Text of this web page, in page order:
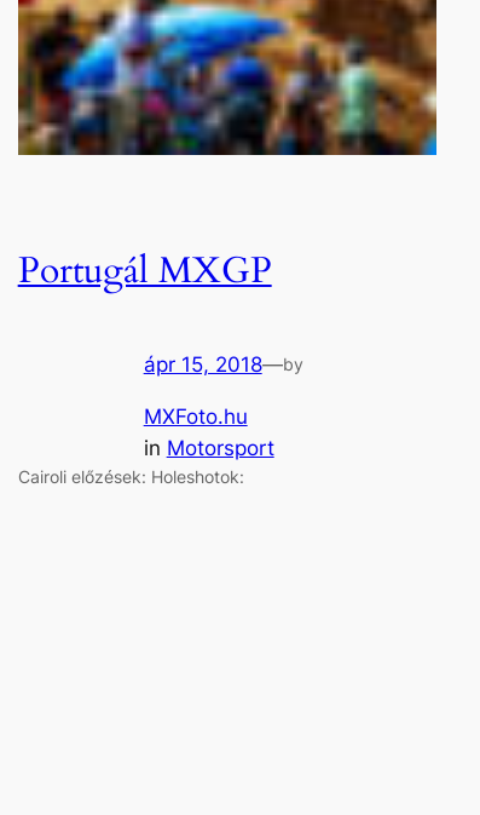
Portugál MXGP
ápr 15, 2018—by
MXFoto.hu
in Motorsport
Cairoli előzések: Holeshotok: